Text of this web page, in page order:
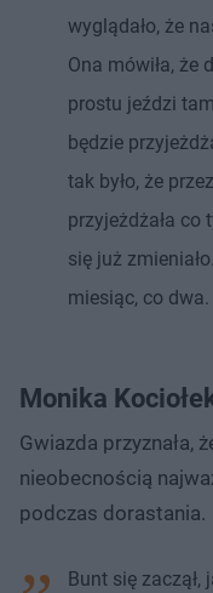
wyglądało, że
Ona mówiła, że
prostu jeździ
będzie
tak było, że
przyjeżdżała co
się już
miesiąc, co dwa.
Monika
Gwiazda przyznała,
nieobecnością
podczas dorastania.
Bunt się zaczął,